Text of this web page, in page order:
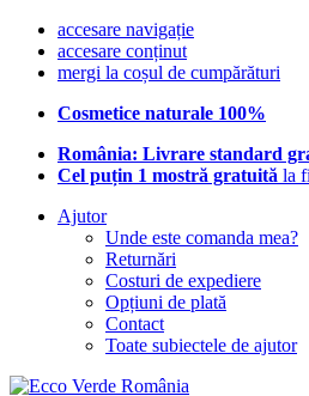
accesare navigație
accesare conținut
mergi la coșul de cumpărături
Cosmetice naturale 100%
România: Livrare standard
Cel puțin 1 mostră gratuită la
Ajutor
Unde este comanda mea?
Returnări
Costuri de expediere
Opțiuni de plată
Contact
Toate subiectele de ajutor